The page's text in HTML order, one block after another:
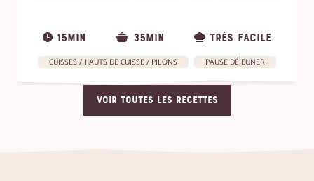
15MIN 35MIN TRÈS FACILE
CUISSES / HAUTS DE CUISSE / PILONS PAUSE DÉJEUNER
VOIR TOUTES LES RECETTES